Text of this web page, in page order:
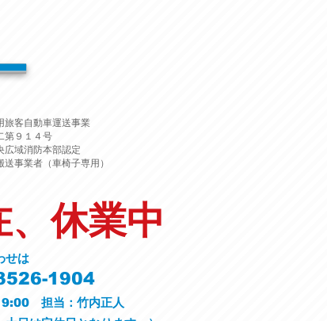
旅客自動車運送事業
第９１４号
広域消防本部認定
送事業者（車椅子専用）
休業中
せは
1904
担当：竹内正人